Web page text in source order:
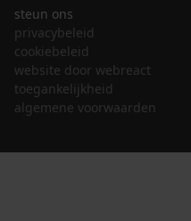
steun ons
privacybeleid
cookiebeleid
website door webreact
toegankelijkheid
algemene voorwaarden